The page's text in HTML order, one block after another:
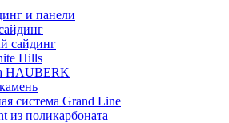
и панели
сайдинг
Hills
HAUBERK
система Grand Line
из поликарбоната